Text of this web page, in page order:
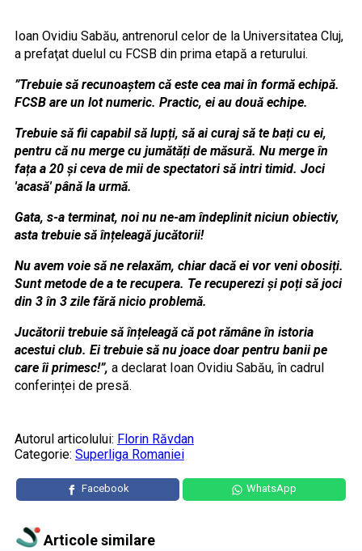
Ioan Ovidiu Sabău, antrenorul celor de la Universitatea Cluj,
a prefaţat duelul cu FCSB din prima etapă a returului.
”Trebuie să recunoaștem că este cea mai în formă echipă.
FCSB are un lot numeric. Practic, ei au două echipe.
Trebuie să fii capabil să lupți, să ai curaj să te bați cu ei,
pentru că nu merge cu jumătăți de măsură. Nu merge în
fața a 20 și ceva de mii de spectatori să intri timid. Joci
'acasă' până la urmă.
Gata, s-a terminat, noi nu ne-am îndeplinit niciun obiectiv,
asta trebuie să înțeleagă jucătorii!
Nu avem voie să ne relaxăm, chiar dacă ei vor veni obosiți.
Sunt metode de a te recupera. Te recuperezi și poți să joci
din 3 în 3 zile fără nicio problemă.
Jucătorii trebuie să înțeleagă că pot rămâne în istoria
acestui club. Ei trebuie să nu joace doar pentru banii pe
care îi primesc!”, a declarat Ioan Ovidiu Sabău, în cadrul
conferinței de presă.
Autorul articolului: Florin Răvdan
Categorie: Superliga Romaniei
Facebook WhatsApp
Articole similare